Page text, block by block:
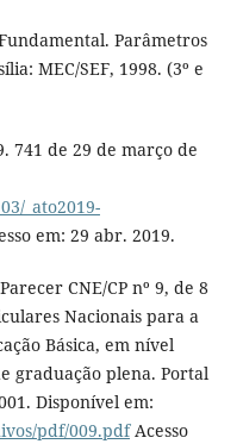
Parâmetros
MEC/SEF, 1998. (3º e
741 de 29 de março de
_ato2019-
em: 29 abr. 2019.
CNE/CP nº 9, de 8
Nacionais para a
Básica, em nível
graduação plena. Portal
Disponível em:
pdf/009.pdfAcesso